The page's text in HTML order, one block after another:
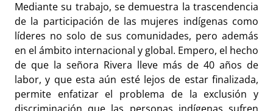
Mediante su trabajo, se demuestra la trascendencia
de la participación de las mujeres indígenas como
líderes no solo de sus comunidades, pero además
en el ámbito internacional y global. Empero, el hecho
de que la señora Rivera lleve más de 40 años de
labor, y que esta aún esté lejos de estar finalizada,
permite enfatizar el problema de la exclusión y